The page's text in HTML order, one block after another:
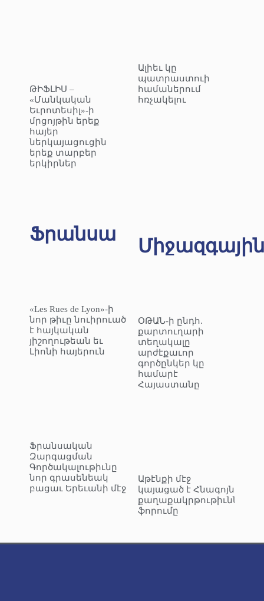
ԹԻՖԼԻՍ –
«Մանկական
Եւրոտեսիլ»-ի
մրցոյթին երեք
հայեր
ներկայացուցին
երեք տարբեր
երկիրներ
Ալիեւ կը
պատրաստուի
համաներում
հռչակելու
Ֆրանսա
«Les Rues de Lyon»-ի
նոր թիւը նուիրուած
է հայկական
յիշողութեան եւ
Լիոնի հայերուն
Ֆրանսական
Զարգացման
Գործակալութիւնը
նոր գրասենեակ
բացաւ Երեւանի մէջ
Միջազգային
ՕԹԱՆ-ի ընդհ.
քարտուղարի
տեղակալը
արժէքաւոր
գործընկեր կը
համարէ
Հայաստանը
Աթէնքի մէջ
կայացած է Հնագոյն
քաղաքակրթութիւններու
ֆորումը